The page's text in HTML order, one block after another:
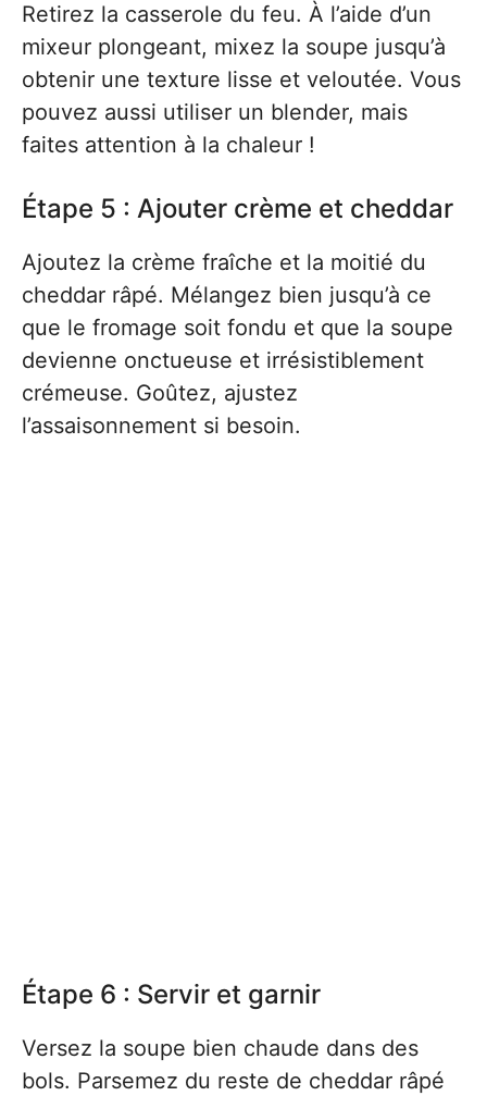
Retirez la casserole du feu. À l’aide d’un
mixeur plongeant, mixez la soupe jusqu’à
obtenir une texture lisse et veloutée. Vous
pouvez aussi utiliser un blender, mais
faites attention à la chaleur !
Étape 5 : Ajouter crème et cheddar
Ajoutez la crème fraîche et la moitié du
cheddar râpé. Mélangez bien jusqu’à ce
que le fromage soit fondu et que la soupe
devienne onctueuse et irrésistiblement
crémeuse. Goûtez, ajustez
l’assaisonnement si besoin.
Étape 6 : Servir et garnir
Versez la soupe bien chaude dans des
bols. Parsemez du reste de cheddar râpé